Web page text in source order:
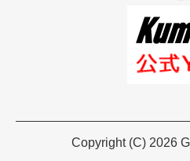
Copyright (C) 2026